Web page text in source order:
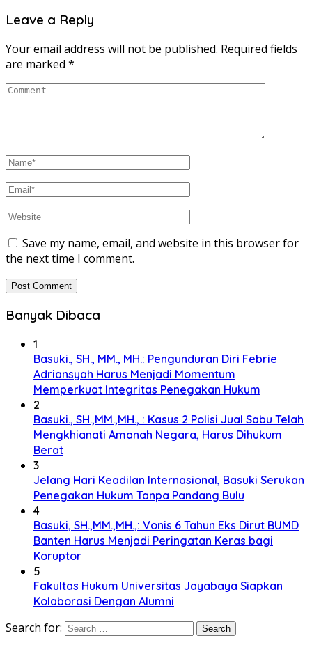
Leave a Reply
Your email address will not be published. Required fields
are marked *
Save my name, email, and website in this browser for
the next time I comment.
Banyak Dibaca
1
Basuki., SH., MM., MH.: Pengunduran Diri Febrie
Adriansyah Harus Menjadi Momentum
Memperkuat Integritas Penegakan Hukum
2
Basuki., SH.,MM.,MH., : Kasus 2 Polisi Jual Sabu Telah
Mengkhianati Amanah Negara, Harus Dihukum
Berat
3
Jelang Hari Keadilan Internasional, Basuki Serukan
Penegakan Hukum Tanpa Pandang Bulu
4
Basuki, SH.,MM.,MH.,: Vonis 6 Tahun Eks Dirut BUMD
Banten Harus Menjadi Peringatan Keras bagi
Koruptor
5
Fakultas Hukum Universitas Jayabaya Siapkan
Kolaborasi Dengan Alumni
Search for: